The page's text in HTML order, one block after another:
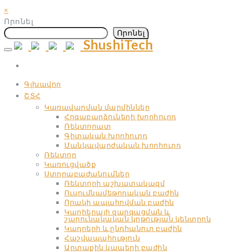
×
Որոնել
Որոնել
Skip
content
ShushiTech
Գլխավոր
ՇՏՀ
Կառավարման մարմիններ
Հոգաբարձուների խորհուրդ
Ռեկտորատ
Գիտական ​​խորհուրդ
Մանկավարժական ​​խորհուրդ
Ռեկտոր
Կառուցվածք
Ստորաբաժանումներ
Ռեկտորի աշխատակազմ
Ուսումնամեթոդական բաժին
Որակի ապահովման բաժին
Կարիերայի զարգացման և
շարունակական կրթության կենտրոն
Կադրերի և ընդհանուր բաժին
Հաշվապահություն
Արտաքին կապերի բաժին